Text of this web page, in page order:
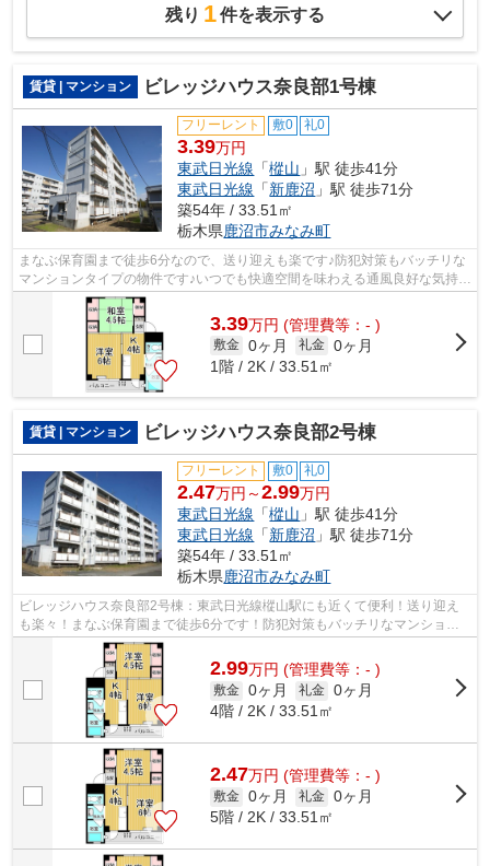
残り 1件を表示する
賃貸 | マンション ビレッジハウス奈良部1号棟
フリーレント 敷0 礼0
3.39万円
東武日光線 「樅山 」駅 徒歩41分
東武日光線 「新鹿沼 」駅 徒歩71分
築54年 / 33.51㎡
栃木県鹿沼市みなみ町
まなぶ保育園まで徒歩6分なので、送り迎えも楽です♪防犯対策もバッチリな
マンションタイプの物件です♪いつでも快適空間を味わえる通風良好な気持ち
よい物件♪ニーズが高まっており求め...
3.39万円 (管理費等：- )
敷金 0ヶ月 礼金 0ヶ月
1階 / 2K / 33.51㎡
賃貸 | マンション ビレッジハウス奈良部2号棟
フリーレント 敷0 礼0
2.47万円～2.99万円
東武日光線 「樅山 」駅 徒歩41分
東武日光線 「新鹿沼 」駅 徒歩71分
築54年 / 33.51㎡
栃木県鹿沼市みなみ町
ビレッジハウス奈良部2号棟：東武日光線樅山駅にも近くて便利！送り迎え
も楽々！まなぶ保育園まで徒歩6分です！防犯対策もバッチリなマンション
タイプの物件です！敷地内ごみ置き場は...
2.99万円 (管理費等：- )
敷金 0ヶ月 礼金 0ヶ月
4階 / 2K / 33.51㎡
2.47万円 (管理費等：- )
敷金 0ヶ月 礼金 0ヶ月
5階 / 2K / 33.51㎡